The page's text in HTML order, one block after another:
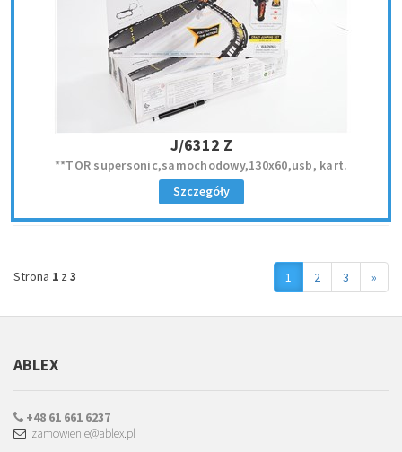
J/6312 Z
**TOR supersonic,samochodowy,130x60,usb, kart.
Szczegóły
Strona 1 z 3 1 2 3 »
ABLEX
+48 61 661 6237
zamowienie@ablex.pl